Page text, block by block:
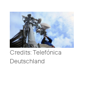
Credits: Telefónica
Deutschland